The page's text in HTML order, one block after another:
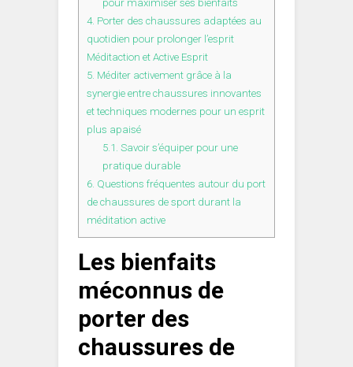
pour maximiser ses bienfaits
4. Porter des chaussures adaptées au
quotidien pour prolonger l’esprit
Méditaction et Active Esprit
5. Méditer activement grâce à la
synergie entre chaussures innovantes
et techniques modernes pour un esprit
plus apaisé
5.1. Savoir s’équiper pour une
pratique durable
6. Questions fréquentes autour du port
de chaussures de sport durant la
méditation active
Les bienfaits
méconnus de
porter des
chaussures de